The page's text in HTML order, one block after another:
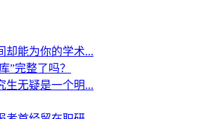
却能为你的学术...
”完整了吗？
生无疑是一个明...